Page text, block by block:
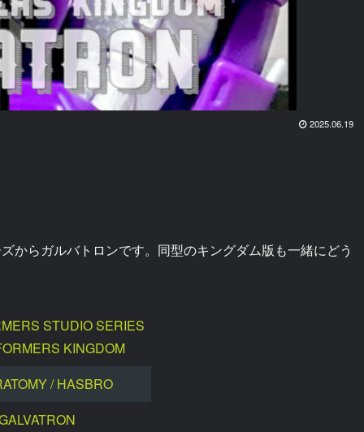
2025.06.19
からガルバトロンです。同型のキングダム版も一緒にどう
STUDIO SERIES
KINGDOM
/ HASBRO